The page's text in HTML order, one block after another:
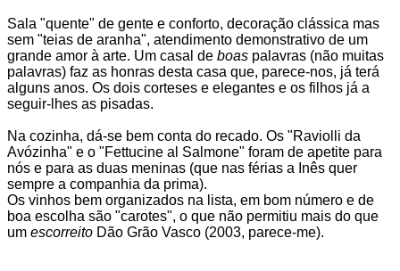
Sala "quente" de gente e conforto, decoração clássica mas
sem "teias de aranha", atendimento demonstrativo de um
grande amor à arte. Um casal de boas palavras (não muitas
palavras) faz as honras desta casa que, parece-nos, já terá
alguns anos. Os dois corteses e elegantes e os filhos já a
seguir-lhes as pisadas.
Na cozinha, dá-se bem conta do recado. Os "Raviolli da
Avózinha" e o "Fettucine al Salmone" foram de apetite para
nós e para as duas meninas (que nas férias a Inês quer
sempre a companhia da prima).
Os vinhos bem organizados na lista, em bom número e de
boa escolha são "carotes", o que não permitiu mais do que
um escorreito Dão Grão Vasco (2003, parece-me).